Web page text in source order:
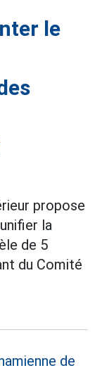
le
propose
la
de 5
du Comité